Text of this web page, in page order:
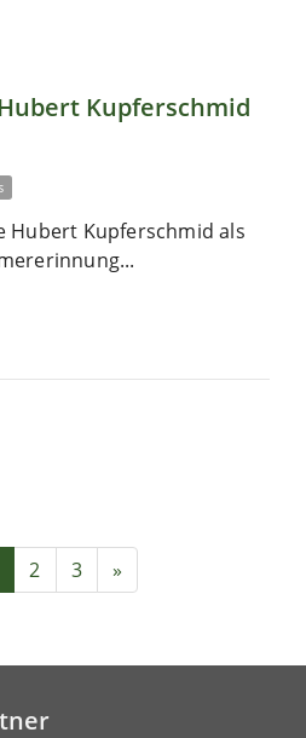
Kupferschmid
Hubert Kupferschmid als
2 3 »